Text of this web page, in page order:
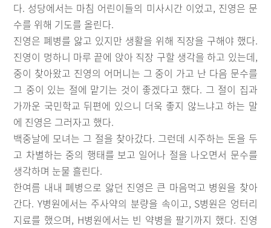
다. 성당에서는 마침 어린이들의 미사시간 이었고, 진영은 문
수를 위해 기도를 올린다.
진영은 폐병를 앓고 있지만 생활을 위해 직장을 구해야 했다.
진영이 멍하니 마루 끝에 앉아 직장 구할 생각을 하고 있는데,
중이 찾아왔고 진영의 어머니는 그 중이 가고 난 다음 문수를
그 중이 있는 절에 맡기는 것이 좋겠다고 했다. 그 절이 집과
가까운 국민학교 뒤편에 있으니 더욱 좋지 않느냐고 하는 말
에 진영은 그러자고 했다.
백중날에 모녀는 그 절을 찾아갔다. 그런데 시주하는 돈을 두
고 차별하는 중의 행태를 보고 일어나 절을 나오면서 문수를
생각하며 눈물 흘린다.
한여름 내내 폐병으로 앓던 진영은 큰 마음먹고 병원을 찾아
간다. Y병원에서는 주사약의 분량을 속이고, S병원은 엉터리
지료를 했으며, H병원에서는 빈 약병을 팔기까지 했다. 진영